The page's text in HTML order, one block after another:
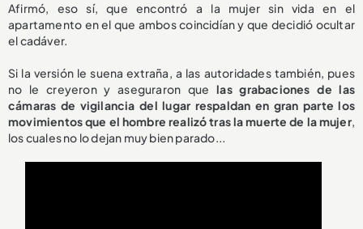
Afirmó, eso sí, que encontró a la mujer sin vida en el
apartamento en el que ambos coincidían y que decidió ocultar
el cadáver.
Si la versión le suena extraña, a las autoridades también, pues
no le creyeron y aseguraron quelas grabaciones de las
cámaras de vigilancia del lugar respaldan en gran parte los
movimientos que el hombre realizó tras la muerte de la mujer,
los cuales no lo dejan muy bien parado...